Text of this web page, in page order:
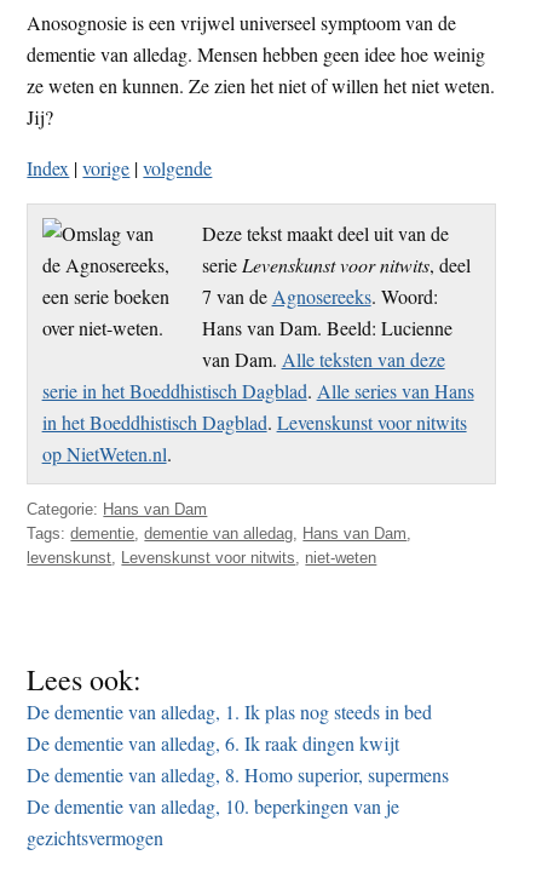
Anosognosie is een vrijwel universeel symptoom van de
dementie van alledag. Mensen hebben geen idee hoe weinig
ze weten en kunnen. Ze zien het niet of willen het niet weten.
Jij?
Index |vorige |volgende
Deze tekst maakt deel uit van de
serie Levenskunst voor nitwits, deel
7 van de Agnosereeks. Woord:
Hans van Dam. Beeld: Lucienne
van Dam. Alle teksten van deze
serie in het Boeddhistisch Dagblad. Alle series van Hans
in het Boeddhistisch Dagblad. Levenskunst voor nitwits
op NietWeten.nl.
Categorie: Hans van Dam
Tags:dementie,dementie van alledag, Hans van Dam,
levenskunst, Levenskunst voor nitwits, niet-weten
Lees ook:
De dementie van alledag, 1. Ik plas nog steeds in bed
De dementie van alledag, 6. Ik raak dingen kwijt
De dementie van alledag, 8. Homo superior, supermens
De dementie van alledag, 10. beperkingen van je
gezichtsvermogen